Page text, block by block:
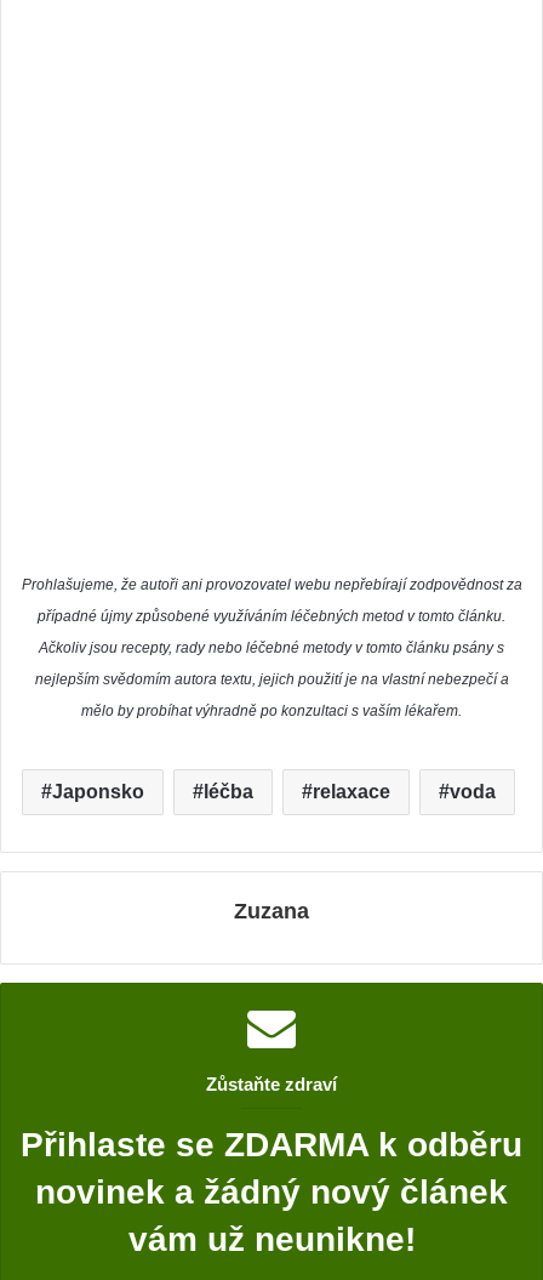
Prohlašujeme, že autoři ani provozovatel webu nepřebírají zodpovědnost za
případné újmy způsobené využíváním léčebných metod v tomto článku.
Ačkoliv jsou recepty, rady nebo léčebné metody v tomto článku psány s
nejlepším svědomím autora textu, jejich použití je na vlastní nebezpečí a
mělo by probíhat výhradně po konzultaci s vaším lékařem.
Japonsko léčba relaxace voda
Zuzana
Zůstaňte zdraví
Přihlaste se ZDARMA k odběru
novinek a žádný nový článek
vám už neunikne!